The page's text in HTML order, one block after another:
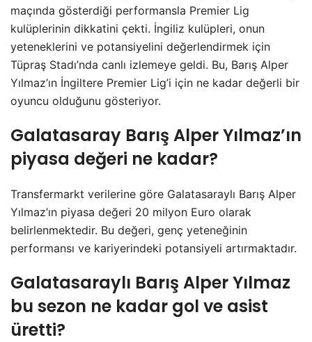
maçında gösterdiği performansla Premier Lig
kulüplerinin dikkatini çekti. İngiliz kulüpleri, onun
yeteneklerini ve potansiyelini değerlendirmek için
Tüpraş Stadı’nda canlı izlemeye geldi. Bu, Barış Alper
Yılmaz’ın İngiltere Premier Lig’i için ne kadar değerli bir
oyuncu olduğunu gösteriyor.
Galatasaray Barış Alper Yılmaz’ın
piyasa değeri ne kadar?
Transfermarkt verilerine göre Galatasaraylı Barış Alper
Yılmaz’ın piyasa değeri 20 milyon Euro olarak
belirlenmektedir. Bu değeri, genç yeteneğinin
performansı ve kariyerindeki potansiyeli artırmaktadır.
Galatasaraylı Barış Alper Yılmaz
bu sezon ne kadar gol ve asist
üretti?